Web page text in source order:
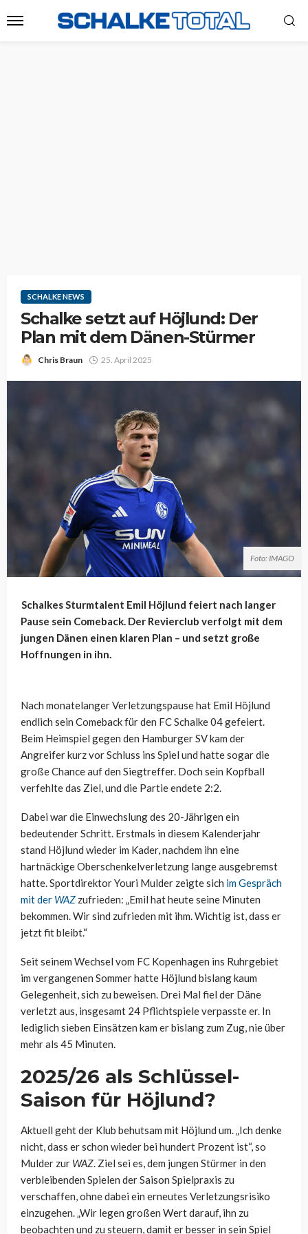
SCHALKE NEWS
Schalke setzt auf Höjlund: Der
Plan mit dem Dänen-Stürmer
Chris Braun 25. April 2025
Foto: IMAGO
Schalkes Sturmtalent Emil Höjlund feiert nach langer
Pause sein Comeback. Der Revierclub verfolgt mit dem
jungen Dänen einen klaren Plan – und setzt große
Hoffnungen in ihn.
Nach monatelanger Verletzungspause hat Emil Höjlund
endlich sein Comeback für den FC Schalke 04 gefeiert.
Beim Heimspiel gegen den Hamburger SV kam der
Angreifer kurz vor Schluss ins Spiel und hatte sogar die
große Chance auf den Siegtreffer. Doch sein Kopfball
verfehlte das Ziel, und die Partie endete 2:2.
Dabei war die Einwechslung des 20-Jährigen ein
bedeutender Schritt. Erstmals in diesem Kalenderjahr
stand Höjlund wieder im Kader, nachdem ihn eine
hartnäckige Oberschenkelverletzung lange ausgebremst
hatte. Sportdirektor Youri Mulder zeigte sich im Gespräch
mit der WAZ zufrieden: „Emil hat heute seine Minuten
bekommen. Wir sind zufrieden mit ihm. Wichtig ist, dass er
jetzt fit bleibt.“
Seit seinem Wechsel vom FC Kopenhagen ins Ruhrgebiet
im vergangenen Sommer hatte Höjlund bislang kaum
Gelegenheit, sich zu beweisen. Drei Mal fiel der Däne
verletzt aus, insgesamt 24 Pflichtspiele verpasste er. In
lediglich sieben Einsätzen kam er bislang zum Zug, nie über
mehr als 45 Minuten.
2025/26 als Schlüssel-
Saison für Höjlund?
Aktuell geht der Klub behutsam mit Höjlund um. „Ich denke
nicht, dass er schon wieder bei hundert Prozent ist“, so
Mulder zur WAZ. Ziel sei es, dem jungen Stürmer in den
verbleibenden Spielen der Saison Spielpraxis zu
verschaffen, ohne dabei ein erneutes Verletzungsrisiko
einzugehen. „Wir legen großen Wert darauf, ihn zu
beobachten und zu steuern, damit er besser in sein Spiel